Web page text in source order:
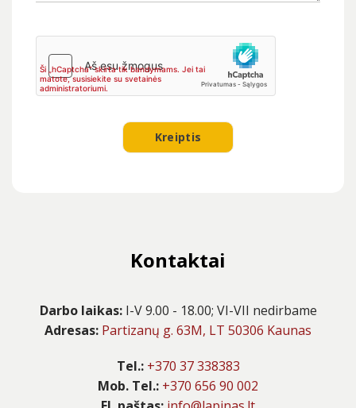
Kontaktai
Darbo laikas:I-V 9.00 - 18.00; VI-VII nedirbame
Adresas: Partizanų g. 63M, LT 50306 Kaunas
Tel.: +370 37 338383
Mob. Tel.: +370 656 90 002